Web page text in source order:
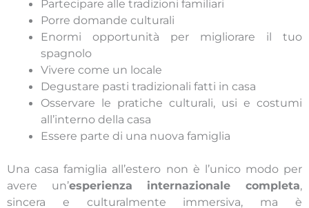
Partecipare alle tradizioni familiari
Porre domande culturali
Enormi opportunità per migliorare il tuo
spagnolo
Vivere come un locale
Degustare pasti tradizionali fatti in casa
Osservare le pratiche culturali, usi e costumi
all’interno della casa
Essere parte di una nuova famiglia
Una casa famiglia all’estero non è l’unico modo per
avere un’esperienza internazionale completa,
sincera e culturalmente immersiva, ma è